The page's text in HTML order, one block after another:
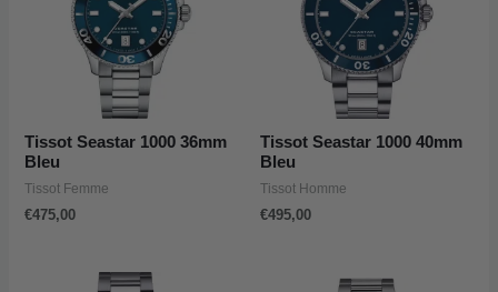
Tissot Seastar 1000 36mm
Bleu
Tissot Femme
€475,00
Tissot Seastar 1000 40mm
Bleu
Tissot Homme
€495,00